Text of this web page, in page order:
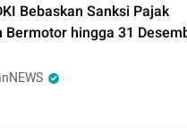
Bebaskan Sanksi Pajak
Bermotor hingga 31